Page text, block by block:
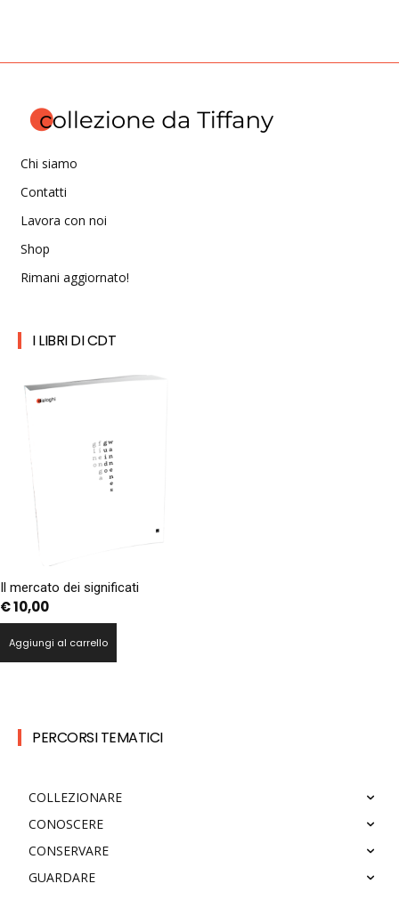
Chi siamo
Contatti
Lavora con noi
Shop
Rimani aggiornato!
I LIBRI DI CDT
Il mercato dei significati
€10,00
Aggiungi al carrello
PERCORSI TEMATICI
COLLEZIONARE
CONOSCERE
CONSERVARE
GUARDARE